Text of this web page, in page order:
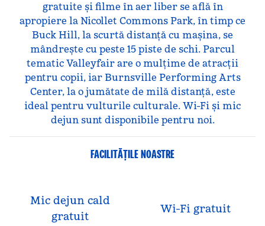
gratuite și filme în aer liber se află în
apropiere la Nicollet Commons Park, în timp ce
Buck Hill, la scurtă distanță cu mașina, se
mândrește cu peste 15 piste de schi. Parcul
tematic Valleyfair are o mulțime de atracții
pentru copii, iar Burnsville Performing Arts
Center, la o jumătate de milă distanță, este
ideal pentru vulturile culturale. Wi-Fi și mic
dejun sunt disponibile pentru noi.
FACILITĂŢILE NOASTRE
Mic dejun cald
gratuit
Wi-Fi gratuit